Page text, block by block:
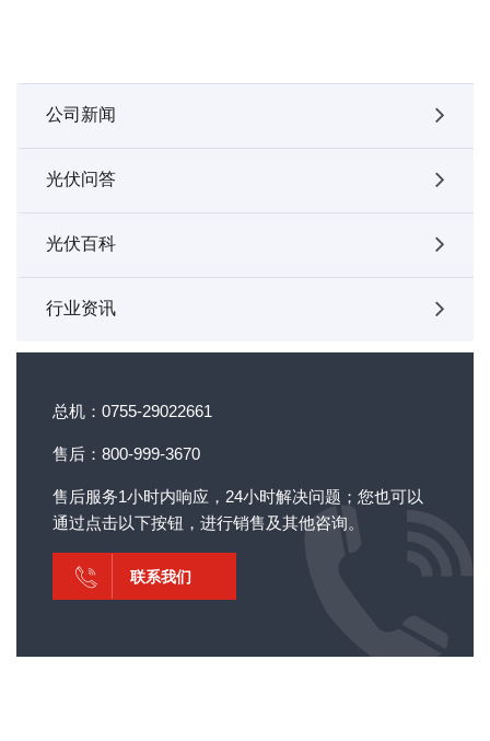
公司新闻
光伏问答
光伏百科
行业资讯
总机：0755-29022661
售后：800-999-3670
售后服务1小时内响应，24小时解决问题；您也可以
通过点击以下按钮，进行销售及其他咨询。
联系我们